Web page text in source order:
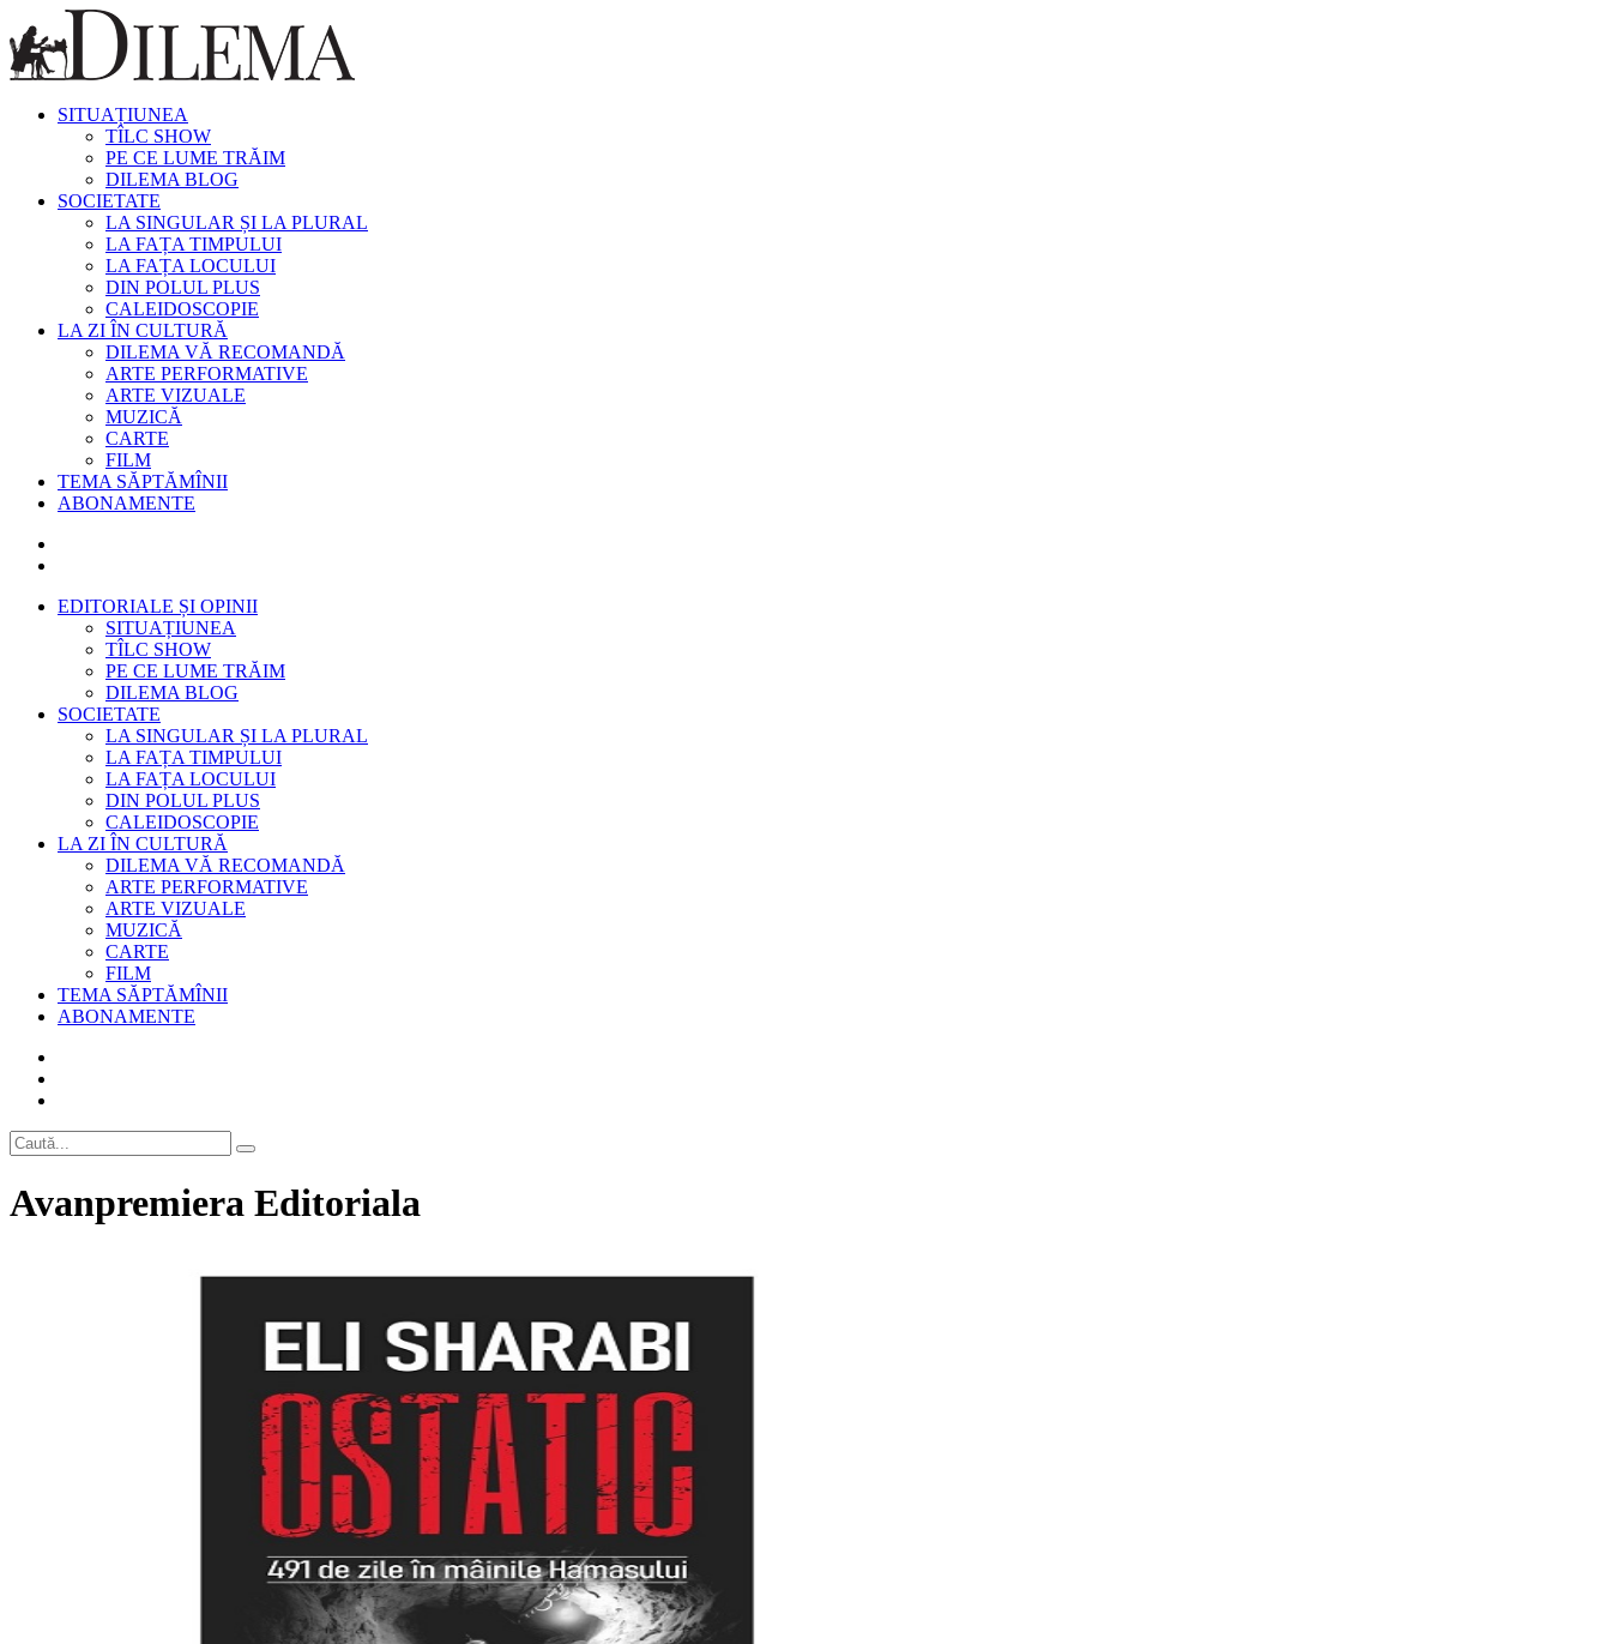
SITUAȚIUNEA
TÎLC SHOW
PE CE LUME TRĂIM
DILEMA BLOG
SOCIETATE
LA SINGULAR ȘI LA PLURAL
LA FAȚA TIMPULUI
LA FAȚA LOCULUI
DIN POLUL PLUS
CALEIDOSCOPIE
LA ZI ÎN CULTURĂ
DILEMA VĂ RECOMANDĂ
ARTE PERFORMATIVE
ARTE VIZUALE
MUZICĂ
CARTE
FILM
TEMA SĂPTĂMÎNII
ABONAMENTE
EDITORIALE ȘI OPINII
SITUAȚIUNEA
TÎLC SHOW
PE CE LUME TRĂIM
DILEMA BLOG
SOCIETATE
LA SINGULAR ȘI LA PLURAL
LA FAȚA TIMPULUI
LA FAȚA LOCULUI
DIN POLUL PLUS
CALEIDOSCOPIE
LA ZI ÎN CULTURĂ
DILEMA VĂ RECOMANDĂ
ARTE PERFORMATIVE
ARTE VIZUALE
MUZICĂ
CARTE
FILM
TEMA SĂPTĂMÎNII
ABONAMENTE
Avanpremiera Editoriala